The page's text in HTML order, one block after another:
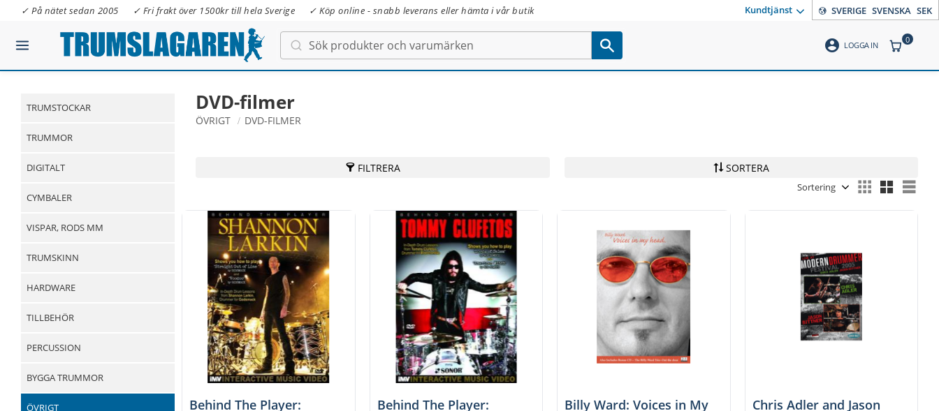
✓ På nätet sedan 2005 ✓ Fri frakt över 1500kr till hela Sverige ✓ Köp online - snabb leverans eller hämta i vår butik Kundtjänst SVERIGE SVENSKA SEK
account_circle LOGGA IN ANTAL
0
DVD-filmer
ÖVRIGT DVD-FILMER
FILTRERA SORTERA
Behind The Player:
Behind The Player:
Billy Ward: Voices in My
Chris Adler and Jason
TRUMSTOCKAR
TRUMMOR
DIGITALT
CYMBALER
VISPAR, RODS MM
TRUMSKINN
HARDWARE
TILLBEHÖR
PERCUSSION
BYGGA TRUMMOR
ÖVRIGT